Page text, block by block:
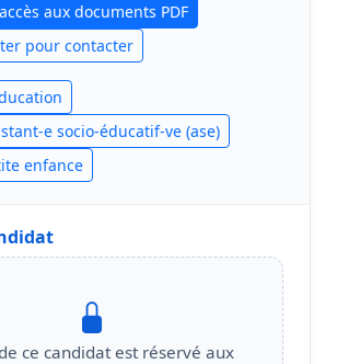
aux documents PDF
pour contacter
e socio-éducatif-ve (ase)
enfance
ce candidat est réservé aux